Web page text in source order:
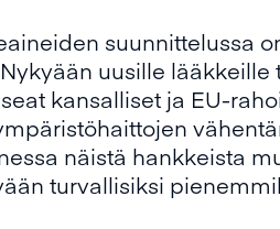
suunnittelussa
uusille
kansalliset ja EU-
näistä hankkeista
turvallisiksi